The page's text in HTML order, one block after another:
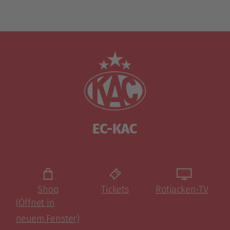
EC-KAC
Shop
(Öffnet in
neuem Fenster)
Tickets Rotjacken-TV